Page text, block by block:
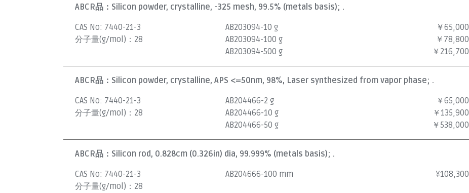
ABCR品： Silicon powder, crystalline, -325 mesh, 99.5% (metals basis); .
CAS No: 7440-21-3
分子量(g/mol)： 28
AB203094-10 g
AB203094-100 g
AB203094-500 g
￥65,000
￥78,800
￥216,700
ABCR品： Silicon powder, crystalline, APS <=50nm, 98%, Laser synthesized from vapor phase; .
CAS No: 7440-21-3
分子量(g/mol)： 28
AB204466-2 g
AB204466-10 g
AB204466-50 g
￥65,000
￥135,900
￥538,000
ABCR品： Silicon rod, 0.828cm (0.326in) dia, 99.999% (metals basis); .
CAS No: 7440-21-3
分子量(g/mol)： 28
AB204666-100 mm ¥108,300